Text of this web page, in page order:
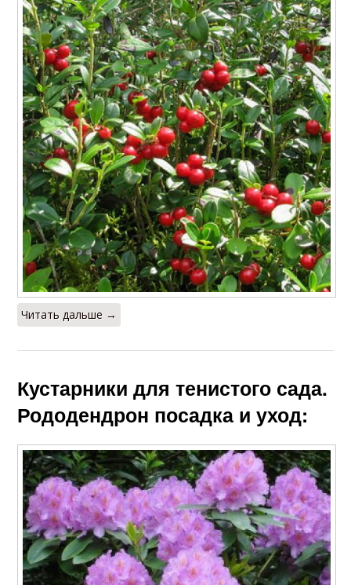
Читать дальше →
Кустарники для тенистого сада.
Рододендрон посадка и уход: